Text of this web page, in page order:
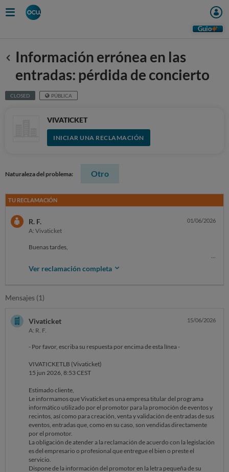
Guio
Anterior
Información errónea en las
entradas: pérdida de concierto
CLOSED PÚBLICA
VIVATICKET
INICIAR UNA RECLAMACIÓN
Naturaleza del problema: Otro
TU RECLAMACIÓN
R. F.
A: Vivaticket
01/06/2026
Buenas tardes,
Nos ponemos en contacto con vosotros para trasladar formalmente
nuestro profundo malestar por lo ocurrido en el concierto de Arde
En nuestras entradas figuraba claramente como hora de inicio del
era a las 20:00h, es decir, 1 hora antes de la hora indicada oficialmente.
Debido a esta diferencia tan significativa entre la hora anunciada y la
real, perdimos alrededor de 45 minutos de concierto, algo
especialmente frustrante teniendo en cuenta que nos desplazamos
expresamente desde Valladolid, con el coste económico y el esfuerzo
que ello supone (transporte, alojamiento, entradas, organización del
viaje, día de vacaciones en el trabajo etc.).
Entendemos que pueden existir ajustes puntuales en la programación,
pero adelantar 1 hora respecto a la hora reflejada en las entradas
resulta, sinceramente, inaceptable para el público asistente.
Como espectadores, confiamos en la información oficial
proporcionada por la organización para planificar nuestra llegada, de
hecho dormimos el día antes en Lisboa para no correr riesgos ya que
era la primera vez que veíamos a la banda y estábamos
emocionadísimos.
Ver reclamación completa
Mensajes (1)
Vivaticket
A: R. F.
15/06/2026
- Por favor, escriba su respuesta por encima de esta línea -
VIVATICKETLB (Vivaticket)
15 jun 2026, 8:53 CEST
Estimado cliente,
Le informamos que Vivaticket es una empresa titular del programa
informático utilizado por el promotor para la promoción de eventos y
recintos, así como para creación, venta y validación de entradas de sus
eventos, entradas que, como en su caso, son vendidas directamente
por el promotor.
La obligación de atender a la reclamación de acuerdo con la legislación
es del empresario o profesional que entregue el bien o preste el
servicio.
Dispone de la información del promotor en la letra pequeña de su